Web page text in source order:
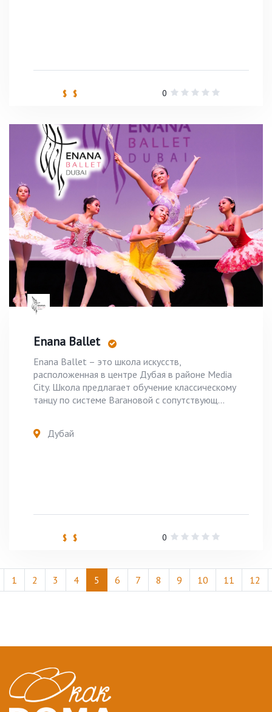
$ $ 0
Enana Ballet
Enana Ballet – это школа искусств,
расположенная в центре Дубая в районе Media
City. Школа предлагает обучение классическому
танцу по системе Вагановой с сопутствующ...
Дубай
$ $ 0
1 2 3 4 5 6 7 8 9 10 11 12